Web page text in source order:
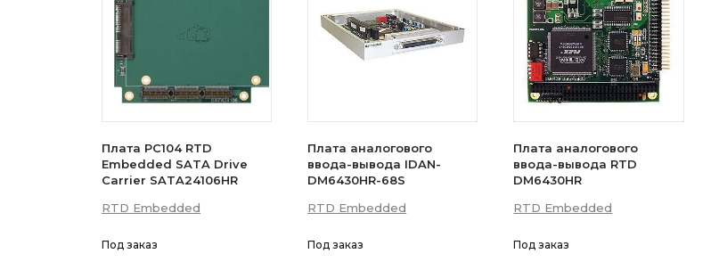
Плата PC104 RTD
Embedded SATA Drive
Carrier SATA24106HR
RTD Embedded
Под заказ
Плата аналогового
ввода-вывода IDAN-
DM6430HR-68S
RTD Embedded
Под заказ
Плата аналогового
ввода-вывода RTD
DM6430HR
RTD Embedded
Под заказ